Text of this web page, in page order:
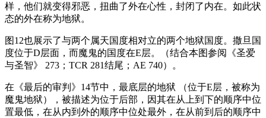
样，他们就变得邪恶，扭曲了外在心性，封闭了内在。如此状
态的外在称为地狱。
图12也展示了与两个属天国度相对立的两个地狱国度。撒旦国
度位于D层面，而魔鬼的国度在E层。（结合本图参阅《圣爱
与圣智》 273；TCR 281结尾；AE 740）。
在《最后的审判》14节中，最底层的地狱 （位于E层，被称为
魔鬼地狱），被描述为位于后部，因其在从上到下的顺序中位
置最低，在从内到外的顺序中位处最外，在从前到后的顺序中